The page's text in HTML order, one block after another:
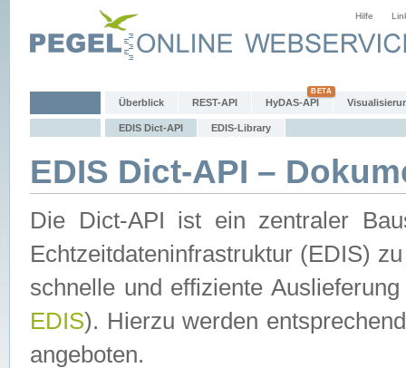
Hilfe
Überblick REST-API HyDAS-API
EDIS Dict-API EDIS-Library
EDIS Dict-API –
Die Dict-API ist ein zentraler
Echtzeitdateninfrastruktur (EDIS)
schnelle und effiziente
EDIS). Hierzu werden
angeboten.